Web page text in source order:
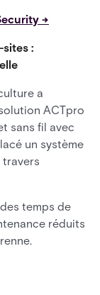
→
:
a
ACTpro
sans fil avec
un système
travers
temps de
réduits